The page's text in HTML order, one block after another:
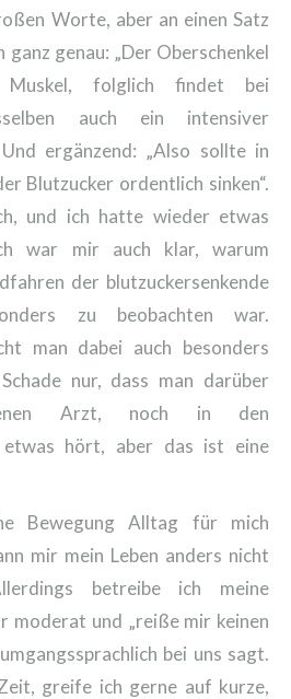
Worte, aber an einen Satz
ganz genau: „Der Oberschenkel
folglich findet bei
auch ein intensiver
ergänzend: „Also sollte in
Blutzucker ordentlich sinken“.
und ich hatte wieder etwas
war mir auch klar, warum
der blutzuckersenkende
zu beobachten war.
man dabei auch besonders
nur, dass man darüber
Arzt, noch in den
etwas hört, aber das ist eine
Bewegung Alltag für mich
mir mein Leben anders nicht
betreibe ich meine
moderat und „reiße mir keinen
bei uns sagt.
greife ich gerne auf kurze,